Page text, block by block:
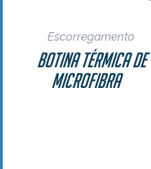
Escorregamento
Botina Térmica de
Microfibra